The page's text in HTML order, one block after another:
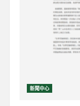
新聞中心